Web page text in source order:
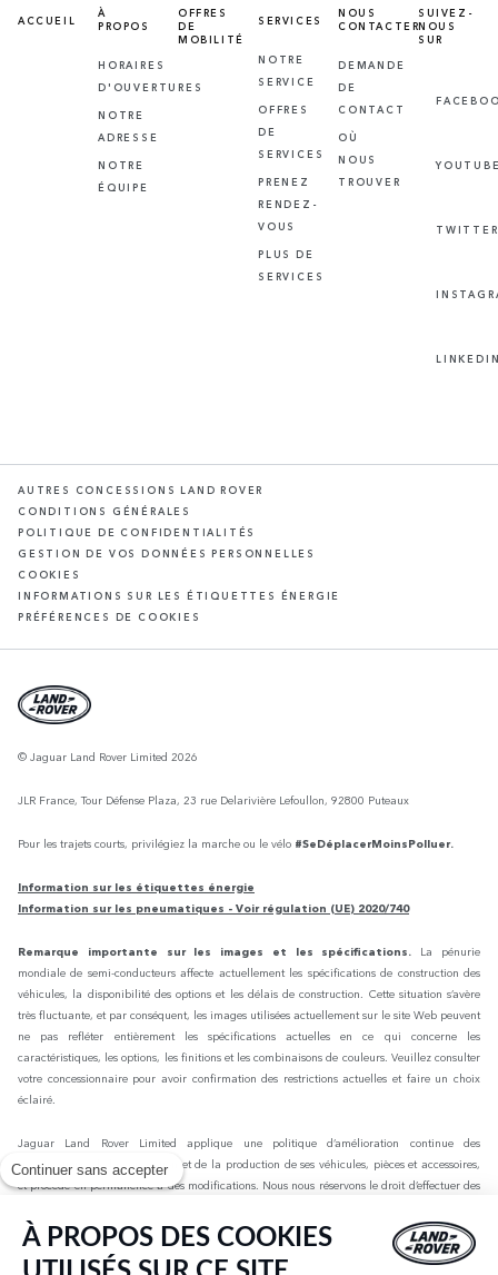
Continuer sans accepter
À PROPOS DES COOKIES
ACCUEIL
À
PROPOS
HORAIRES
D'OUVERTURES
NOTRE
ADRESSE
NOTRE
ÉQUIPE
OFFRES
DE
MOBILITÉ
SERVICES
NOTRE
SERVICE
OFFRES
DE
SERVICES
PRENEZ
RENDEZ-
VOUS
PLUS DE
SERVICES
NOUS
CONTACTER
DEMANDE
DE
CONTACT
OÙ
NOUS
TROUVER
SUIVEZ-
NOUS
SUR
TWITTER
AUTRES CONCESSIONS LAND ROVER
CONDITIONS GÉNÉRALES
POLITIQUE DE CONFIDENTIALITÉS
GESTION DE VOS DONNÉES PERSONNELLES
COOKIES
INFORMATIONS SUR LES ÉTIQUETTES ÉNERGIE
PRÉFÉRENCES DE COOKIES
© Jaguar Land Rover Limited 2026
JLR France, Tour Défense Plaza, 23 rue Delarivière Lefoullon, 92800 Puteaux
Pour les trajets courts, privilégiez la marche ou le vélo #SeDéplacerMoinsPolluer.
Information sur les étiquettes énergie
Information sur les pneumatiques - Voir régulation (UE) 2020/740
Remarque importante sur les images et les spécifications.
La pénurie
mondiale de semi-conducteurs affecte actuellement les spécifications de construction des
véhicules, la disponibilité des options et les délais de construction. Cette situation s’avère
très fluctuante, et par conséquent, les images utilisées actuellement sur le site Web peuvent
ne pas refléter entièrement les spécifications actuelles en ce qui concerne les
caractéristiques, les options, les finitions et les combinaisons de couleurs. Veuillez consulter
votre concessionnaire pour avoir confirmation des restrictions actuelles et faire un choix
éclairé.
Jaguar Land Rover Limited applique une politique d’amélioration continue des
spécifications, de la conception et de la production de ses véhicules, pièces et accessoires,
et procède en permanence à des modifications. Nous nous réservons le droit d’effectuer des
présentées sur ce site Web sont basées sur les spécifications européennes. Elles peuvent
varier selon le marché et être modifiées sans préavis. Certains des véhicules présents sont
dotés d’équipements en option ou d’accessoires installés par le concessionnaire qui peuvent